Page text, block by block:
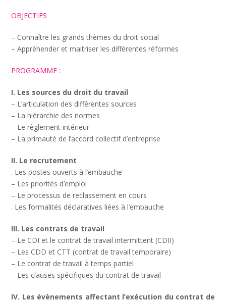
OBJECTIFS
– Connaître les grands thèmes du droit social
– Appréhender et maitriser les différentes réformes
PROGRAMME :
I. Les sources du droit du travail
– L’articulation des différentes sources
– La hiérarchie des normes
– Le règlement intérieur
– La primauté de l’accord collectif d’entreprise
II. Le recrutement
. Les postes ouverts à l’embauche
– Les priorités d’emploi
– Le processus de reclassement en cours
. Les formalités déclaratives liées à l’embauche
III. Les contrats de travail
– Le CDI et le contrat de travail intermittent (CDII)
– Les CDD et CTT (contrat de travail temporaire)
– Le contrat de travail à temps partiel
– Les clauses spécifiques du contrat de travail
IV. Les évènements affectant l’exécution du contrat de